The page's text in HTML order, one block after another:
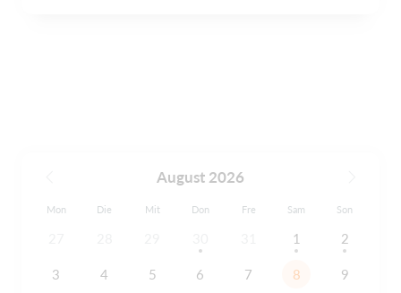
August 2026
Mon Die Mit Don Fre Sam Son
1 2
3 4 5 6 7 8 9